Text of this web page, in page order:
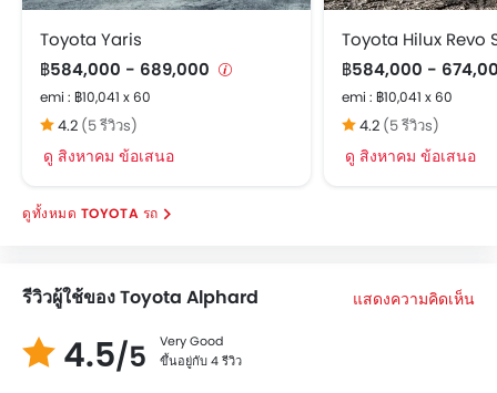
Toyota Yaris
฿584,000 - 689,000
emi : ฿10,041 x 60
4.2 (5 รีวิวs)
ดู สิงหาคม ข้อเสนอ
฿584,000 -
emi : ฿10,041 x 60
4.2 (5 รีวิวs)
ดู สิงหาคม ข้อเสนอ
TOYOTA รถ
รีวิวผู้ใช้ของ Toyota Alphard แสดงความคิดเห็น
4.5/5
Very Good
ขึ้นอยู่กับ 4 รีวิว